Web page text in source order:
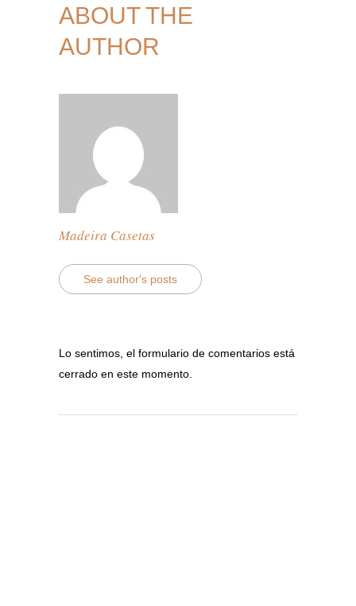
ABOUT THE
AUTHOR
Madeira Casetas
See author's posts
Lo sentimos, el formulario de comentarios está
cerrado en este momento.